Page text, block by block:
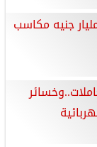
أرباح لا تتوقف.. 444 مليار جنيه مكاسب